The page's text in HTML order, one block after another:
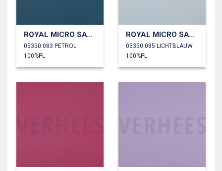
ROYAL MICRO SATIJN
05350.083 PETROL
100%PL
ROYAL MICRO SATIJN
05350.085 LICHTBLAUW
100%PL